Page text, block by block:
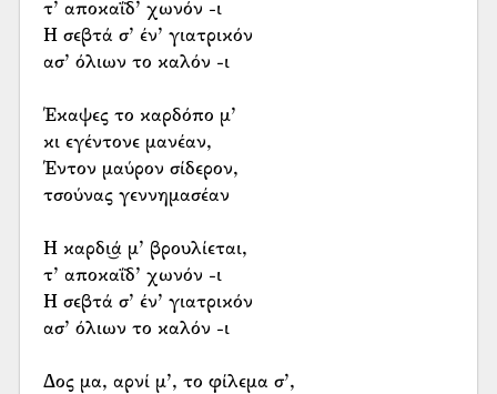
τ’ αποκαΐδ’ χωνόν -ι
Η σεβτά σ’ έν’ γιατρικόν
ασ’ όλιων το καλόν -ι
Έκαψες το καρδόπο μ’
κι εγέντονε μανέαν,
Έντον μαύρον σίδερον,
τσούνας γεννημασέαν
Η καρδι͜ά μ’ βρουλίεται,
τ’ αποκαΐδ’ χωνόν -ι
Η σεβτά σ’ έν’ γιατρικόν
ασ’ όλιων το καλόν -ι
Δος μα, αρνί μ’, το φίλεμα σ’,